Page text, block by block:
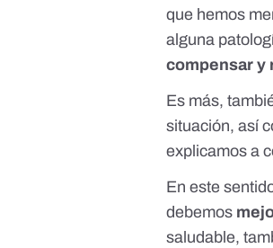
que hemos
alguna
compensar y
Es más,
situación, así
explicamos a
En este
debemos
saludable,